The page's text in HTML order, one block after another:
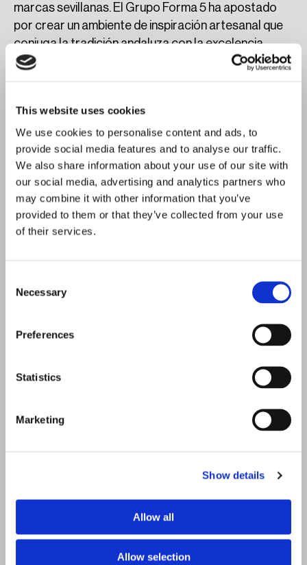
This website uses cookies
We use cookies to personalise content and ads, to
provide social media features and to analyse our traffic.
We also share information about your use of our site with
our social media, advertising and analytics partners who
may combine it with other information that you’ve
provided to them or that they’ve collected from your use
of their services.
Selection
Necessary
Preferences
Statistics
Marketing
Show details
Allow all
Allow selection
marcas sevillanas. El Grupo Forma 5 ha apostado
por crear un ambiente de inspiración artesanal que
conjuga la tradición andaluza con la excelencia
técnica de los procesos
ORGATEC 2022 permanecerá con sus puertas
abiertas hasta el día 29 de octubrede 2022.
versátil y sofisticado
3daysofdesign de
Copenhague
en sociedad en EE.